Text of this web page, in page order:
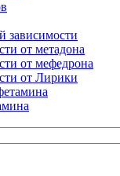
зависимости
от метадона
от мефедрона
от Лирики